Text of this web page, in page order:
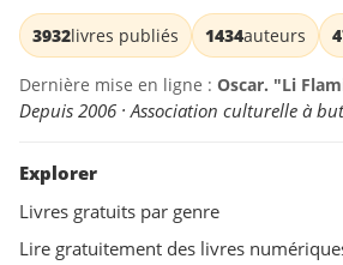
3932livres publiés 1434auteurs
Dernière mise en ligne : Oscar. "Li
Depuis 2006 · Association culturelle à
Explorer
Livres gratuits par genre
Lire gratuitement des livres